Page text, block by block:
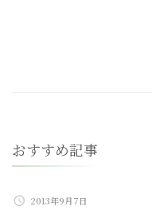
シ
ョ
おすすめ記事
2013年9月7日